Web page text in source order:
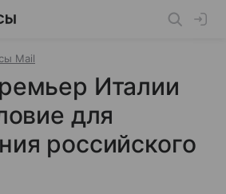
Mail
Италии
для
российского